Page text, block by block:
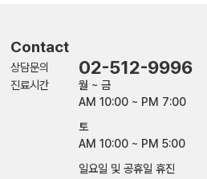
Contact
상담문의 02-512-9996
진료시간
월 ~ 금
AM 10:00 ~ PM 7:00
토
AM 10:00 ~ PM 5:00
일요일 및 공휴일 휴진